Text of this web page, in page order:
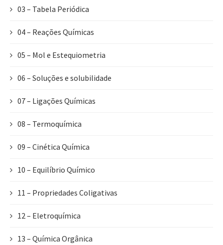
03 – Tabela Periódica
04 – Reações Químicas
05 – Mol e Estequiometria
06 – Soluções e solubilidade
07 – Ligações Químicas
08 – Termoquímica
09 – Cinética Química
10 – Equilíbrio Químico
11 – Propriedades Coligativas
12 – Eletroquímica
13 – Química Orgânica